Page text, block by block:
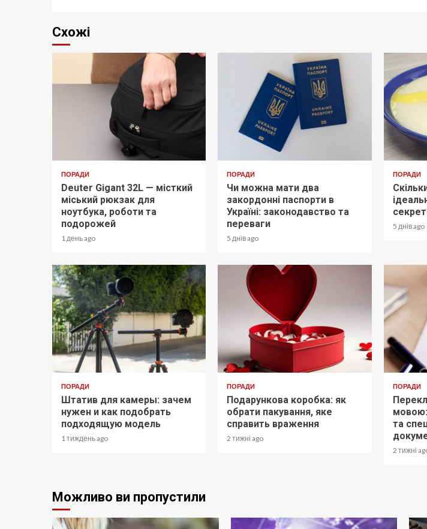
Схожі
ПОРАДИ
Deuter Gigant 32L — місткий
міський рюкзак для
ноутбука, роботи та
подорожей
1 день ago
ПОРАДИ
Чи можна мати два
закордонні паспорти в
Україні: законодавство та
переваги
5 днів ago
ПОРАДИ
5 днів ago
ПОРАДИ
Штатив для камеры: зачем
нужен и как подобрать
подходящую модель
1 тиждень ago
ПОРАДИ
Подарункова коробка: як
обрати пакування, яке
справить враження
2 тижні ago
ПОРАДИ
мовою:
та
2 тижні
Можливо ви пропустили